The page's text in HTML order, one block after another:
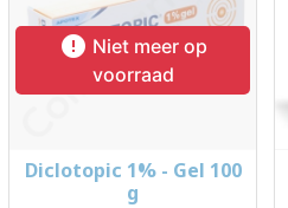
 Niet meer op
voorraad
Diclotopic 1% - Gel 100
g